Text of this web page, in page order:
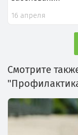
16 апреля
Смотрите